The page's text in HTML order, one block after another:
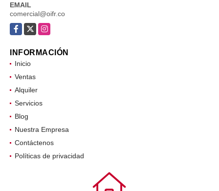
EMAIL
comercial@oifr.co
Facebook
X Instagram
INFORMACIÓN
Inicio
Ventas
Alquiler
Servicios
Blog
Nuestra Empresa
Contáctenos
Políticas de privacidad